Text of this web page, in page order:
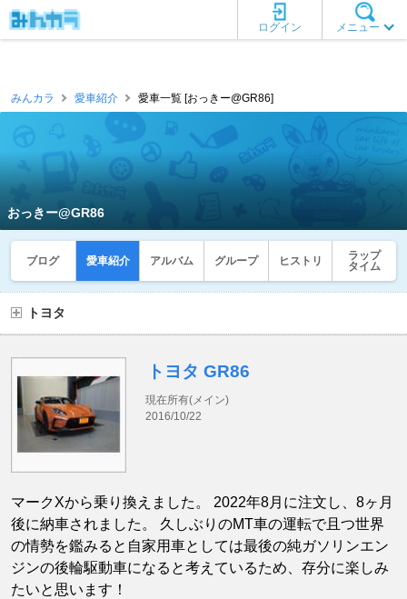
メニュー
ログイン
みんカラ 愛車紹介 愛車一覧 [おっきー@GR86]
おっきー@GR86
ブログ 愛車紹介 アルバム グループ ヒストリ
ラップ
タイム
トヨタ
トヨタ GR86
現在所有(メイン)
2016/10/22
マークXから乗り換えました。 2022年8月に注文し、8ヶ月
後に納車されました。 久しぶりのMT車の運転で且つ世界
の情勢を鑑みると自家用車としては最後の純ガソリンエン
ジンの後輪駆動車になると考えているため、存分に楽しみ
たいと思います！